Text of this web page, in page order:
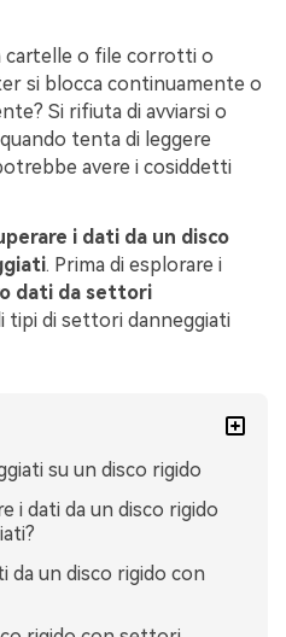
cartelle o file corrotti o
si blocca continuamente o
Si rifiuta di avviarsi o
tenta di leggere
avere i cosiddetti
i dati da un disco
. Prima di esplorare i
dati da settori
tipi di settori danneggiati
su un disco rigido
i dati da un disco rigido
da un disco rigido con